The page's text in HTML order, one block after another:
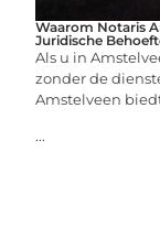
Waarom Notaris
Juridische
Als u in
zonder de
Amstelveen
...